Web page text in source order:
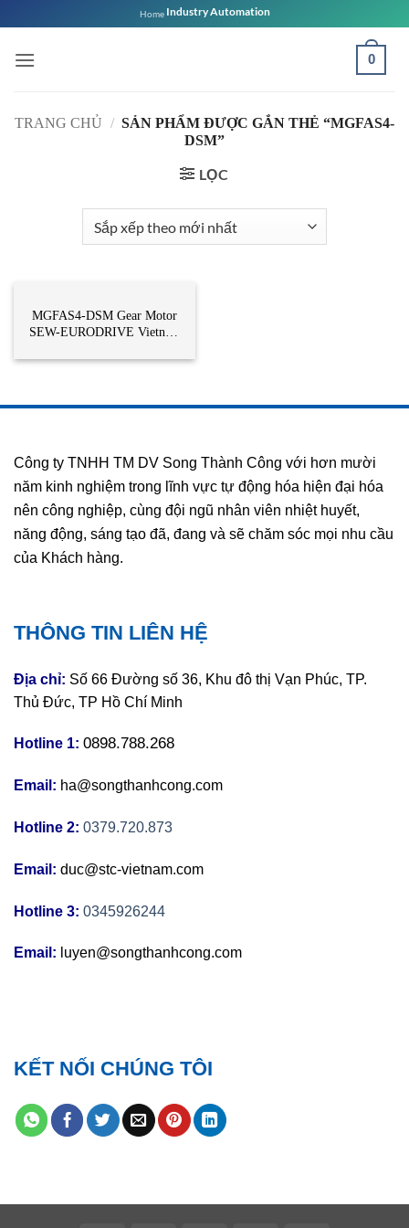
qua
nội
Home Industry Automation
0
TRANG CHỦ / SẢN PHẨM ĐƯỢC GẮN THẺ “MGFAS4-
DSM”
LỌC
MGFAS4-DSM Gear Motor
SEW-EURODRIVE Vietnam
Công ty TNHH TM DV Song Thành Công với hơn mười
năm kinh nghiệm trong lĩnh vực tự động hóa hiện đại hóa
nên công nghiệp, cùng đội ngũ nhân viên nhiệt huyết,
năng động, sáng tạo đã, đang và sẽ chăm sóc mọi nhu cầu
của Khách hàng.
THÔNG TIN LIÊN HỆ
Địa chỉ: Số 66 Đường số 36, Khu đô thị Vạn Phúc, TP.
Thủ Đức, TP Hồ Chí Minh
Hotline 1: 0898.788.268
Email: ha@songthanhcong.com
Hotline 2: 0379.720.873
Email: duc@stc-vietnam.com
Hotline 3: 0345926244
Email: luyen@songthanhcong.com
KẾT NỐI CHÚNG TÔI